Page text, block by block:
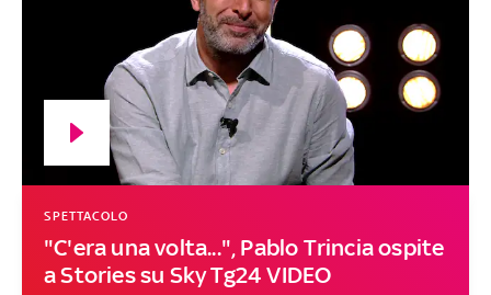
"C'era una volta...", Pablo Trincia ospite
a Stories su Sky Tg24 VIDEO
SPETTACOLO